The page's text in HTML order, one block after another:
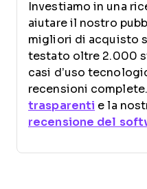
Investiamo in una
aiutare il nostro
migliori di acquisto
testato oltre 2.000
casi d’uso
recensioni
trasparenti e la
recensione del